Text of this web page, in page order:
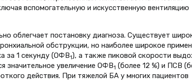
вспомогательную и искусственную вентиляцию
облегчает постановку диагноза. Существует
обструкции, но наиболее широкое
за 1 секунду (ОФВ1), а также пиковой скорости
значительное увеличение ОФВ1 (более 12 %) и ПСВ
действия. При тяжелой БА у многих пациентов